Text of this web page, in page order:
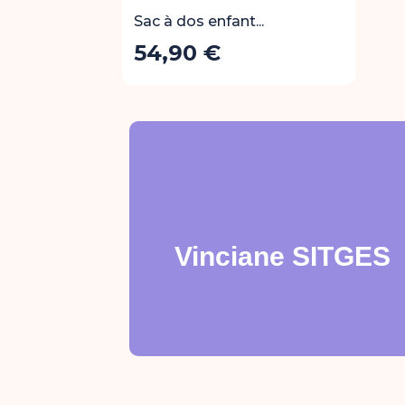
Sac à dos enfant...
Prix
54,90 €
Vinciane SITGES